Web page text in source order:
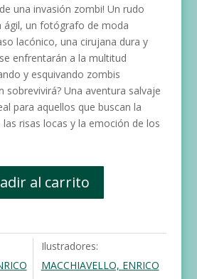
una invasión zombi! Un rudo
ágil, un fotógrafo de moda
lacónico, una cirujana dura y
enfrentarán a la multitud
y esquivando zombis
sobrevivirá? Una aventura salvaje
para aquellos que buscan la
risas locas y la emoción de los
al carrito
Ilustradores:
MACCHIAVELLO, ENRICO